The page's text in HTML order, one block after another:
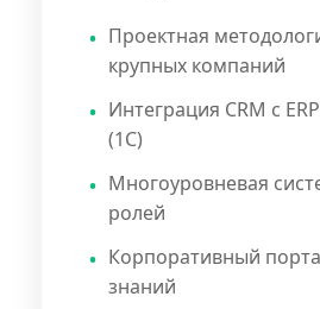
Проектная
крупных компаний
Интеграция CRM с
(1С)
Многоуровневая
ролей
Корпоративный
знаний